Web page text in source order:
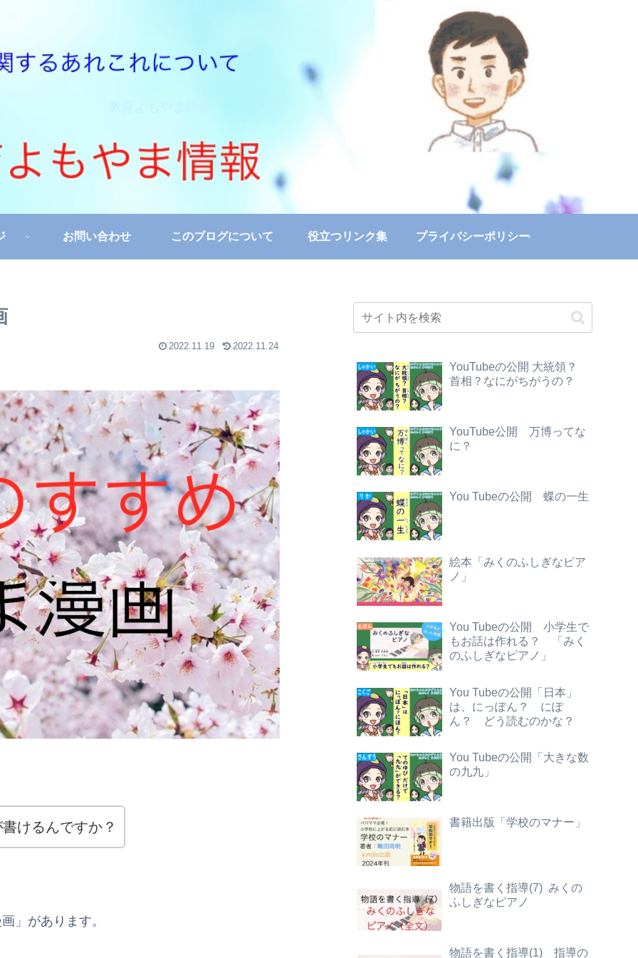
お問い合わせ このブログについて 役立つリンク集 プライバシーポリシー
2022.11.19 2022.11.24
けるんですか？
」があります。
YouTubeの公開 大統領？
首相？なにがちがうの？
YouTube公開 万博ってな
に？
You Tubeの公開 蝶の一生
絵本「みくのふしぎなピア
ノ」
You Tubeの公開 小学生で
もお話は作れる？ 「みく
のふしぎなピアノ」
You Tubeの公開「日本」
は、にっぽん？ にぽ
ん？ どう読むのかな？
You Tubeの公開「大きな数
の九九」
書籍出版「学校のマナー」
物語を書く指導(7) みくの
ふしぎなピアノ
物語を書く指導(1) 指導の